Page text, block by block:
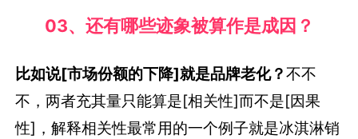
03、还有哪些迹象被算作是成因？
比如说[市场份额的下降]就是品牌老化？不不
不，两者充其量只能算是[相关性]而不是[因果
性]，解释相关性最常用的一个例子就是冰淇淋销